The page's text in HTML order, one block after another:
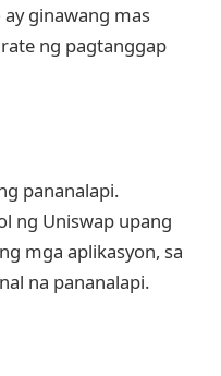
ginawang mas
ng pagtanggap
pananalapi.
ng Uniswap upang
mga aplikasyon, sa
na pananalapi.